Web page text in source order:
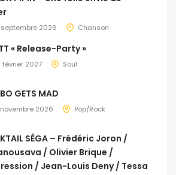
septembre 2026 Chanson
« Release-Party »
février 2027 Soul
GETS MAD
novembre 2026 Pop/Rock
SÉGA – Frédéric Joron /
/ Olivier Brique /
/ Jean-Louis Deny / Tessa